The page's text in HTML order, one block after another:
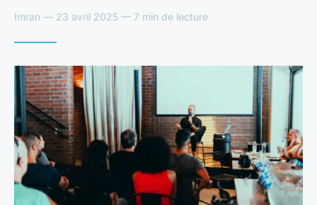
Imran — 23 avril 2025 — 7 min de lecture